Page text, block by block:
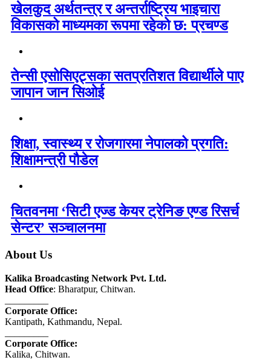
खेलकुद अर्थतन्त्र र अन्तर्राष्ट्रिय भाइचारा
विकासको माध्यमका रूपमा रहेको छ: प्रचण्ड
तेन्सी एसोसिएट्सका सतप्रतिशत विद्यार्थीले पाए
जापान जान सिओई
शिक्षा, स्वास्थ्य र रोजगारमा नेपालको प्रगति:
शिक्षामन्त्री पौडेल
चितवनमा ‘सिटी एज्ड केयर ट्रेनिङ एण्ड रिसर्च
सेन्टर’ सञ्चालनमा
About Us
Kalika Broadcasting Network Pvt. Ltd.
Head Office: Bharatpur, Chitwan.
Corporate Office:
Kantipath, Kathmandu, Nepal.
Corporate Office:
Kalika, Chitwan.